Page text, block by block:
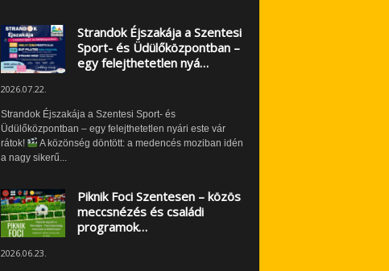
Strandok Éjszakája a Szentesi
Sport- és Üdülőközpontban –
egy felejthetetlen nyá…
2026.07.22.
Strandok Éjszakája a Szentesi Sport- és
Üdülőközpontban – egy felejthetetlen nyári este vár
rátok!
A közönség döntött: a medencés moziban idén
a nagy sikerű...
Piknik Foci Szentesen – közös
meccsnézés és családi
programok…
2026.06.23.